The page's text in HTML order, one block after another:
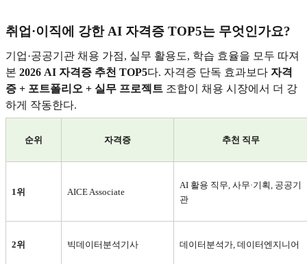
취업·이직에 강한 AI 자격증 TOP5는 무엇인가요?
기업·공공기관 채용 가점, 실무 활용도, 학습 효율을 모두 따져
본 2026 AI 자격증 추천 TOP5다. 자격증 단독 효과보다 자격
증 + 포트폴리오 + 실무 프로젝트 조합이 채용 시장에서 더 강
하게 작동한다.
순위 자격증 추천 직무
1위 AICE Associate
AI 활용 직무, 사무·기획, 공공기
관
2위 빅데이터분석기사 데이터분석가, 데이터엔지니어